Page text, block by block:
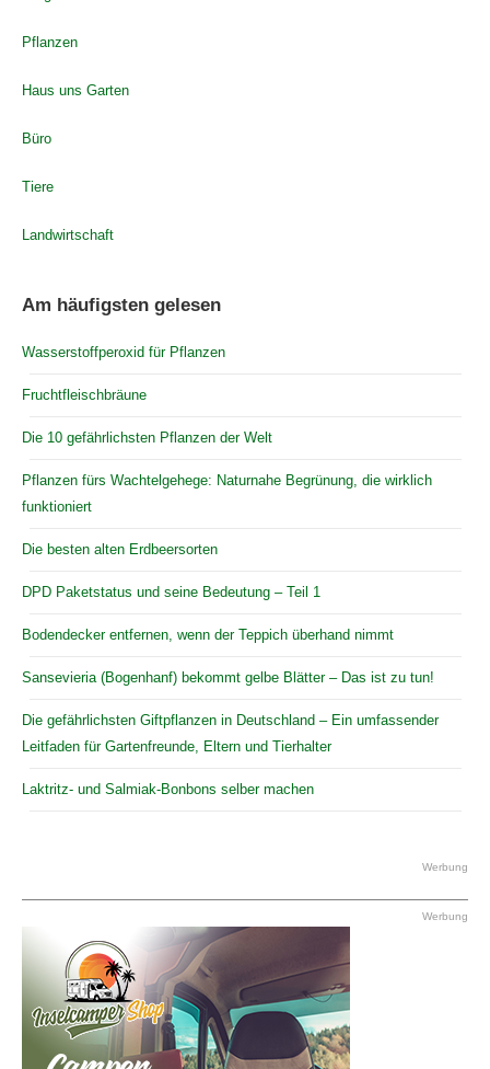
Pflanzen
Haus uns Garten
Büro
Tiere
Landwirtschaft
Am häufigsten gelesen
Wasserstoffperoxid für Pflanzen
Fruchtfleischbräune
Die 10 gefährlichsten Pflanzen der Welt
Pflanzen fürs Wachtelgehege: Naturnahe Begrünung, die wirklich
funktioniert
Die besten alten Erdbeersorten
DPD Paketstatus und seine Bedeutung – Teil 1
Bodendecker entfernen, wenn der Teppich überhand nimmt
Sansevieria (Bogenhanf) bekommt gelbe Blätter – Das ist zu tun!
Die gefährlichsten Giftpflanzen in Deutschland – Ein umfassender
Leitfaden für Gartenfreunde, Eltern und Tierhalter
Laktritz- und Salmiak-Bonbons selber machen
Werbung
Werbung